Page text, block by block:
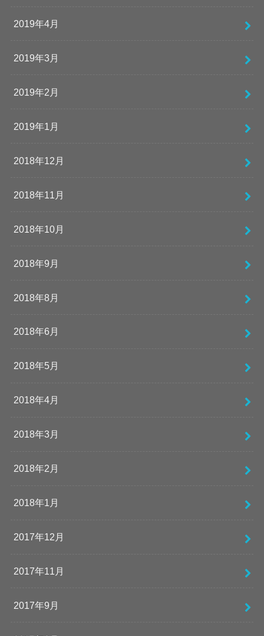
2019年4月
2019年3月
2019年2月
2019年1月
2018年12月
2018年11月
2018年10月
2018年9月
2018年8月
2018年6月
2018年5月
2018年4月
2018年3月
2018年2月
2018年1月
2017年12月
2017年11月
2017年9月